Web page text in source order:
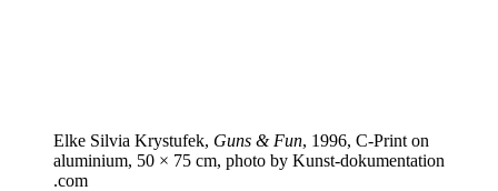
Elke Silvia Krystufek, Guns & Fun, 1996, C‑Print on
aluminium, 50 × 75 cm, photo by Kun​st​-doku​men​ta​tion​
.com